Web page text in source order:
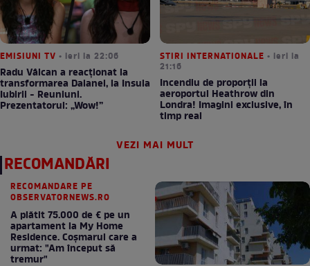
EMISIUNI TV • ieri la 22:06
Radu Vâlcan a reacționat la
transformarea Daianei, la Insula
Iubirii - Reuniuni.
Prezentatorul: „Wow!”
STIRI INTERNATIONALE • ieri la
21:16
Incendiu de proporții la
aeroportul Heathrow din
Londra! Imagini exclusive, în
timp real
VEZI MAI MULT
RECOMANDĂRI
RECOMANDARE PE
OBSERVATORNEWS.RO
A plătit 75.000 de € pe un
apartament la My Home
Residence. Coşmarul care a
urmat: "Am început să
tremur"